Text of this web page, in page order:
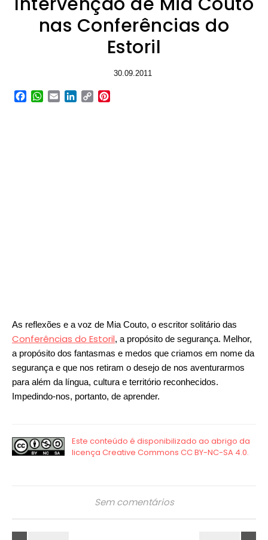
nas Conferências do
Estoril
30.09.2011
Facebook
WhatsApp
EmailLinkedIn
Copy
As reflexões e a voz de Mia Couto, o escritor solitário das
Conferências do Estoril, a propósito de segurança. Melhor,
a propósito dos fantasmas e medos que criamos em nome da
segurança e que nos retiram o desejo de nos aventurarmos
para além da língua, cultura e território reconhecidos.
Impedindo-nos, portanto, de aprender.
Sem comentários